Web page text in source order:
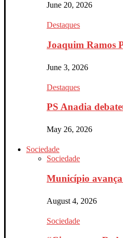
June 20, 2026
Destaques
Joaquim Ramos
June 3, 2026
Destaques
PS Anadia
May 26, 2026
Sociedade
Sociedade
Município avança
August 4, 2026
Sociedade